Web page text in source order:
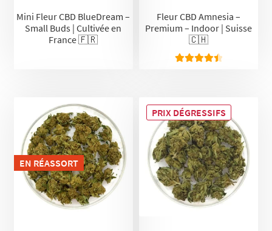
Mini Fleur CBD BlueDream –
Small Buds | Cultivée en
France 🇫🇷
Fleur CBD Amnesia –
Premium – Indoor | Suisse
🇨🇭
EN RÉASSORT
PRIX DÉGRESSIFS